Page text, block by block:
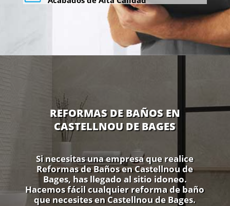
REFORMAS DE BAÑOS EN
CASTELLNOU DE BAGES
Si necesitas una empresa que realice
Reformas de Baños en Castellnou de
Bages, has llegado al sitio idoneo.
Hacemos fácil cualquier reforma de baño
que necesites en Castellnou de Bages.